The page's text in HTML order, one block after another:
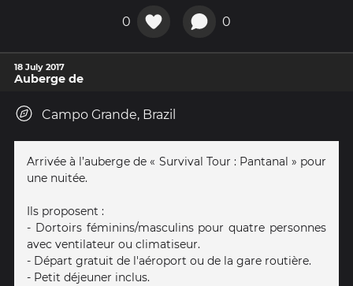
0 0
18 July 2017
Auberge de
Campo Grande, Brazil
Arrivée à l’auberge de « Survival Tour : Pantanal » pour
une nuitée.
Ils proposent :
- Dortoirs féminins/masculins pour quatre personnes
avec ventilateur ou climatiseur.
- Départ gratuit de l'aéroport ou de la gare routière.
- Petit déjeuner inclus.